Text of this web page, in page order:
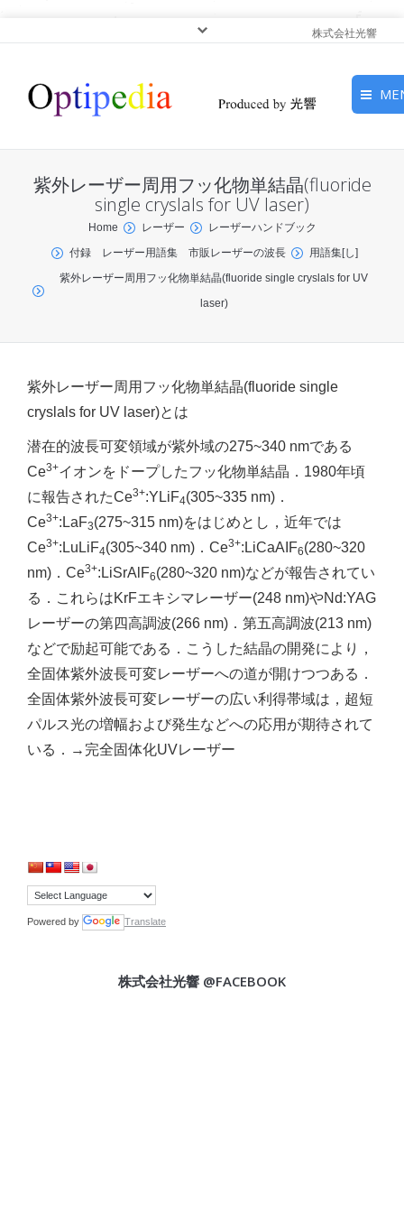
株式会社光響
ピックアップ
光応用・アプリケーショ
紫外レーザー周用フッ化物単結晶(fluoride
single cryslals for UV laser)
You are here:
Home レーザー
レーザーハンドブック
付録 レーザー用語集 市販レーザーの波長
用語集[し]
紫外レーザー周用フッ化物単結晶(fluoride single cryslals for UV
laser)
紫外レーザー周用フッ化物単結晶(fluoride single
cryslals for UV laser)とは
潜在的波長可変領域が紫外域の275~340 nmである
Ce3+イオンをドープしたフッ化物単結晶．1980年頃
に報告されたCe3+:YLiF4(305~335 nm)．
Ce3+:LaF3(275~315 nm)をはじめとし，近年では
Ce3+:LuLiF4(305~340 nm)．Ce3+:LiCaAIF6(280~320
nm)．Ce3+:LiSrAlF6(280~320 nm)などが報告されてい
る．これらはKrFエキシマレーザー(248 nm)やNd:YAG
レーザーの第四高調波(266 nm)．第五高調波(213 nm)
などで励起可能である．こうした結晶の開発により，
全固体紫外波長可変レーザーへの道が開けつつある．
全固体紫外波長可変レーザーの広い利得帯域は，超短
パルス光の増幅および発生などへの応用が期待されて
いる．→完全固体化UVレーザー
Powered by Translate
株式会社光響 @FACEBOOK